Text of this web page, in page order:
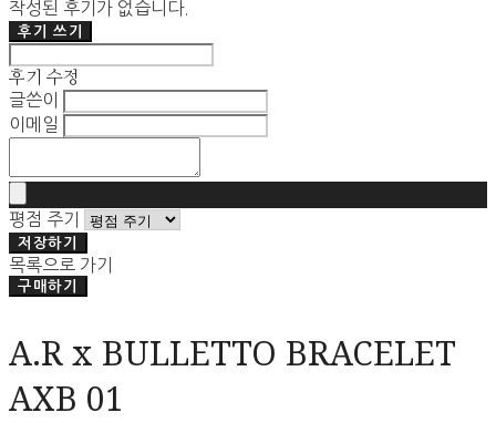
작성된 후기가 없습니다.
후기 쓰기
후기 수정
글쓴이
이메일
평점 주기
저장하기
목록으로 가기
구매하기
A.R x BULLETTO BRACELET
AXB 01